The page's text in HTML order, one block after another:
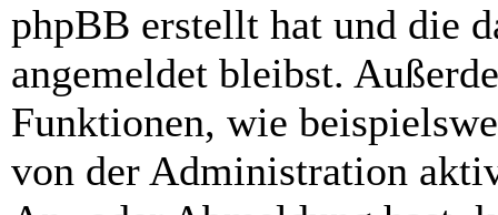
phpBB erstellt hat und die
angemeldet bleibst.
Funktionen, wie
von der Administration